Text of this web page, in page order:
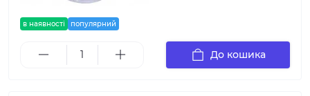
в наявності популярний
До кошика